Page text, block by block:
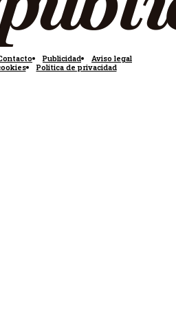
Publicidad
Aviso legal
Política de privacidad